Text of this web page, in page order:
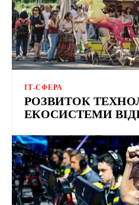
ІТ-СФЕРА
РОЗВИТОК
ЕКОСИСТЕМИ